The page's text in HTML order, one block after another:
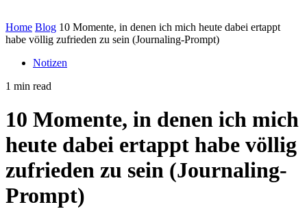
Home Blog 10 Momente, in denen ich mich heute dabei ertappt
habe völlig zufrieden zu sein (Journaling-Prompt)
Notizen
1 min read
10 Momente, in denen ich mich
heute dabei ertappt habe völlig
zufrieden zu sein (Journaling-
Prompt)